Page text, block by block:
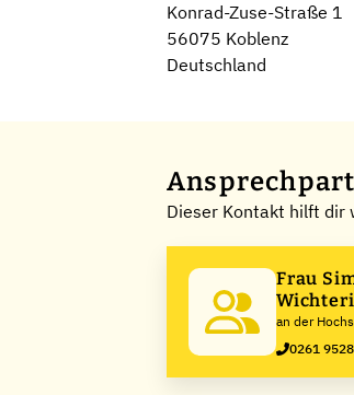
Konrad-Zuse-Straße 1
56075 Koblenz
Deutschland
Dieser Kontakt hilft dir
Frau Simone
an der
0261